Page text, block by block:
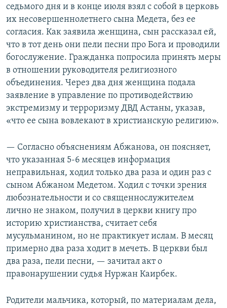
седьмого дня и в конце июля взял с собой в церковь
их несовершеннолетнего сына Медета, без ее
согласия. Как заявила женщина, сын рассказал ей,
что в тот день они пели песни про Бога и проводили
богослужение. Гражданка попросила принять меры
в отношении руководителя религиозного
объединения. Через два дня женщина подала
заявление в управление по противодействию
экстремизму и терроризму ДВД Астаны, указав,
«что ее сына вовлекают в христианскую религию».
— Согласно объяснениям Абжанова, он поясняет,
что указанная 5-6 месяцев информация
неправильная, ходил только два раза и один раз с
сыном Абжаном Медетом. Ходил с точки зрения
любознательности и со священнослужителем
лично не знаком, получил в церкви книгу про
историю христианства, считает себя
мусульманином, но не практикует ислам. В месяц
примерно два раза ходит в мечеть. В церкви был
два раза, пели песни, — зачитал акт о
правонарушении судья Нуржан Каирбек.
Родители мальчика, который, по материалам дела,